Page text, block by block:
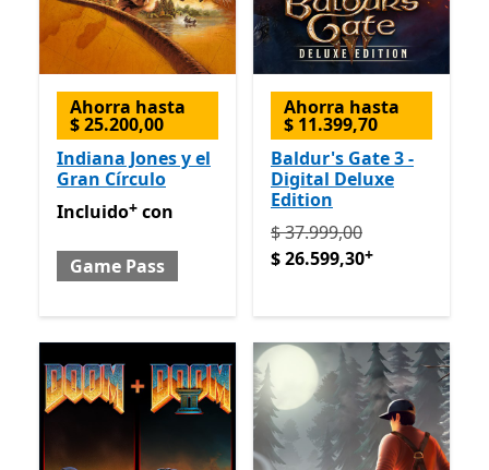
Ahorra hasta
$ 25.200,00
Indiana Jones y el
Gran Círculo
Incluido con Game Pass
Ofrece compras dentro de
Incluido+ con
Game Pass
Ahorra hasta
$ 11.399,70
Baldur's Gate 3 -
Digital Deluxe
Edition
Originalmente $
$ 37.999,00
$ 26.599,30+